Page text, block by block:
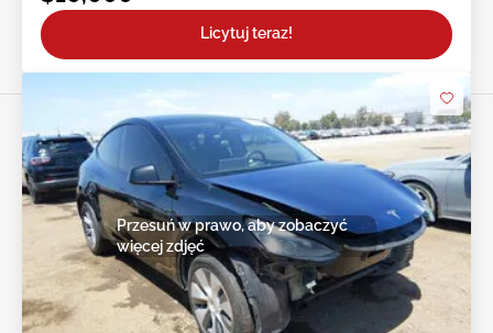
Licytuj teraz!
Przesuń w prawo, aby zobaczyć
więcej zdjęć